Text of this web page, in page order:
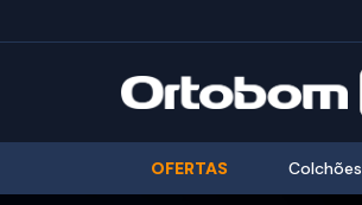
OFERTAS Colchões